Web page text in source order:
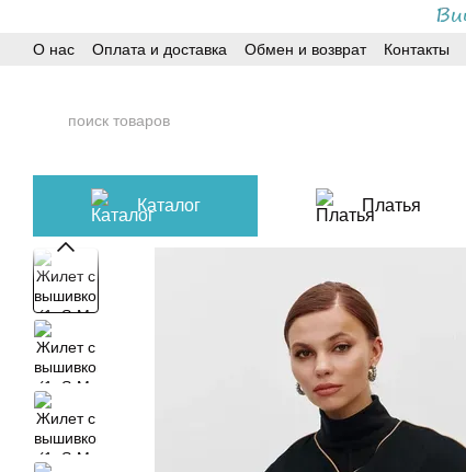
О нас
Оплата и доставка Обмен и возврат Контакты
Каталог Платья